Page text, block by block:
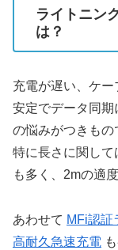
ライトニン
は？
充電が遅い、ケ
安定でデータ同期
の悩みがつきもの
特に長さに関し
も多く、2mの適
あわせて MFi認証
高耐久急速充電